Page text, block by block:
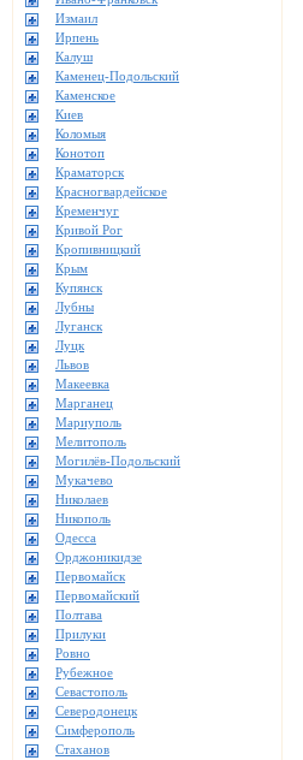
Измаил
Ирпень
Калуш
Каменец-Подольский
Каменское
Киев
Коломыя
Конотоп
Краматорск
Красногвардейское
Кременчуг
Кривой Рог
Кропивницкий
Крым
Купянск
Лубны
Луганск
Луцк
Львов
Макеевка
Марганец
Мариуполь
Мелитополь
Могилёв-Подольский
Мукачево
Николаев
Никополь
Одесса
Орджоникидзе
Первомайск
Первомайский
Полтава
Прилуки
Ровно
Рубежное
Севастополь
Северодонецк
Симферополь
Стаханов